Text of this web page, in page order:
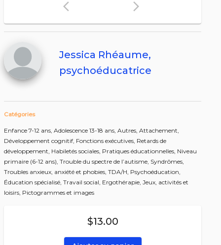
arrow_back_ios arrow_forward_ios
Catégories
Enfance 7-12 ans, Adolescence 13-18 ans, Autres, Attachement,
Développement cognitif, Fonctions exécutives, Retards de
développement, Habiletés sociales, Pratiques éducationnelles, Niveau
primaire (6-12 ans), Trouble du spectre de l’autisme, Syndrômes,
Troubles anxieux, anxiété et phobies, TDA/H, Psychoéducation,
Éducation spécialisé, Travail social, Ergothérapie, Jeux, activités et
loisirs, Pictogrammes et images
$13.00
Jessica Rhéaume,
psychoéducatrice